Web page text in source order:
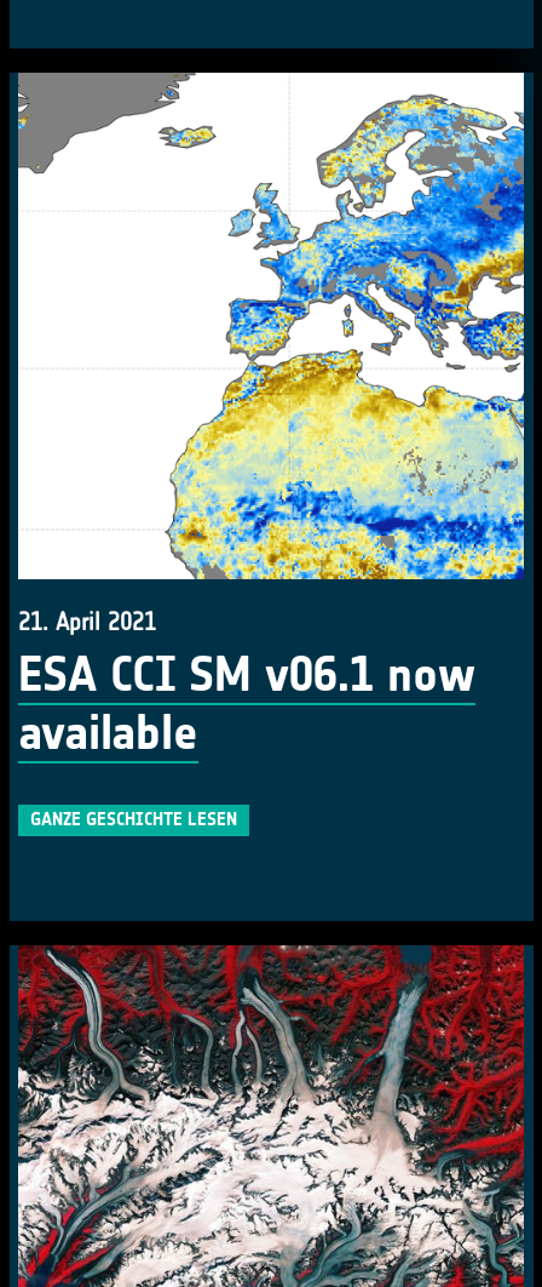
21. April 2021
ESA CCI SM v06.1 now
available
GANZE GESCHICHTE LESEN